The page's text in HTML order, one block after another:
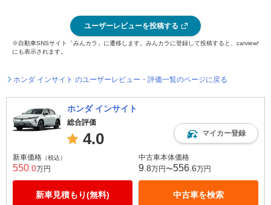
ユーザーレビューを投稿する
※自動車SNSサイト「みんカラ」に遷移します。みんカラに登録して投稿すると、carview!
にも表示されます。
ホンダ インサイト のユーザーレビュー・評価一覧のページに戻る
ホンダ インサイト
総合評価
4.0 マイカー登録
新車価格 （税込）
550 .0万円
新車見積もり(無料)
中古車本体価格
9 .8万円〜556 .6万円
中古車を検索